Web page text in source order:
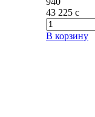
43 225 c
В корзину